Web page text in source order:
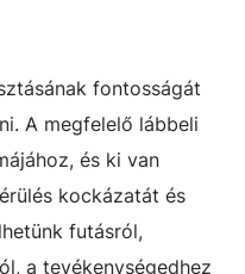
fontosságát
A megfelelő lábbeli
és ki van
kockázatát és
futásról,
a tevékenységedhez